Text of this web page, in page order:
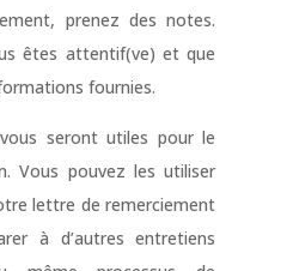
prenez des notes.
êtes attentif(ve) et que
fournies.
seront utiles pour le
Vous pouvez les utiliser
lettre de remerciement
à d’autres entretiens